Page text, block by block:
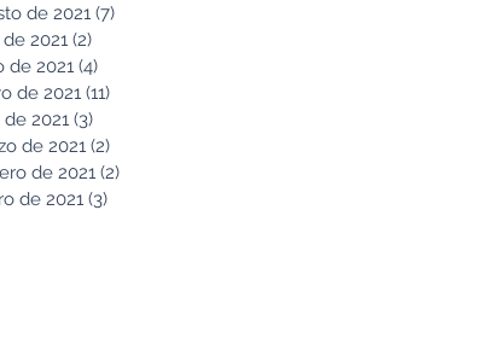
de 2021 (7)
2021 (2)
de 2021 (4)
de 2021 (11)
2021 (3)
de 2021 (2)
de 2021 (2)
de 2021 (3)